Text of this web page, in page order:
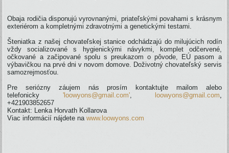
Obaja rodičia disponujú vyrovnanými, priateľskými povahami s krásnym
exteriérom a kompletnými zdravotnými a genetickými testami.
Šteniatka z našej chovateľskej stanice odchádzajú do milujúcich rodín
vždy socializované s hygienickými návykmi, komplet odčervené,
očkované a začipované spolu s preukazom o pôvode, EÚ pasom a
výbavičkou na prvé dni v novom domove. Doživotný chovateľský servis
samozrejmosťou.
Pre seriózny záujem nás prosím kontaktujte mailom alebo
telefonicky 'loowyons@gmail.com', loowyons@gmail.com
+421903852657
Kontakt: Lenka Horvath Kollarova
Viac informácií nájdete nawww.loowyons.com